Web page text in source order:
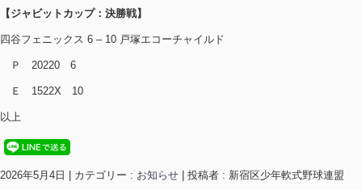
【ジャビットカップ：決勝戦】
四谷フェニックス 6 – 10 戸塚エコーチャイルド
Ｐ 20220 6
Ｅ 1522X 10
以上
2026年5月4日 カテゴリー : お知らせ
投稿者 : 新宿区少年軟式野球連盟